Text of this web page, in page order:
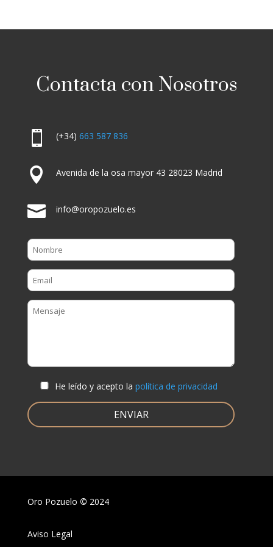
Contacta con Nosotros
 (+34) 663 587 836
 Avenida de la osa mayor 43 28023 Madrid
 info@oropozuelo.es
He leído y acepto la política de privacidad
Oro Pozuelo © 2024
Aviso Legal